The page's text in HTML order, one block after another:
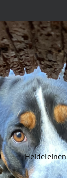
Heideleinen